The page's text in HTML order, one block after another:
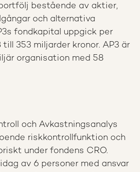
bestående av aktier,
och alternativa
fondkapital uppgick per
till 353 miljarder kronor. AP3 är
organisation med 58
och Avkastningsanalys
riskkontrollfunktion och
under fondens CRO.
av 6 personer med ansvar